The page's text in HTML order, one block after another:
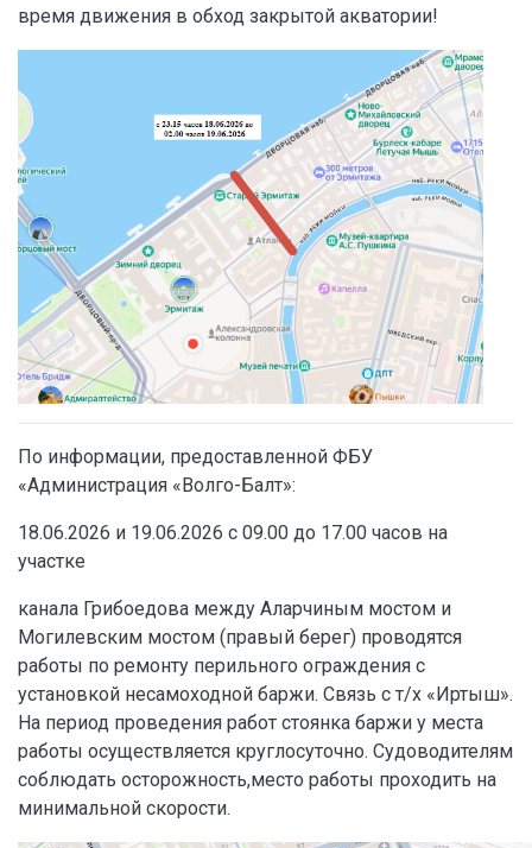
время движения в обход закрытой акватории!
По информации, предоставленной ФБУ
«Администрация «Волго-Балт»:
18.06.2026 и 19.06.2026 с 09.00 до 17.00 часов на
участке
канала Грибоедова между Аларчиным мостом и
Могилевским мостом (правый берег) проводятся
работы по ремонту перильного ограждения с
установкой несамоходной баржи. Связь с т/х «Иртыш».
На период проведения работ стоянка баржи у места
работы осуществляется круглосуточно. Судоводителям
соблюдать осторожность,место работы проходить на
минимальной скорости.